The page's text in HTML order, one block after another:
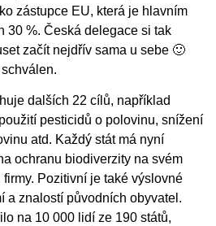
zástupce EU, která je hlavním
30 %. Česká delegace si tak
začít nejdřív sama u sebe 🙂
dalších 22 cílů, například
pesticidů o polovinu, snížení
atd. Každý stát má nyní
ochranu biodiverzity na svém
Pozitivní je také výslovné
a znalostí původních obyvatel.
na 10 000 lidí ze 190 států,